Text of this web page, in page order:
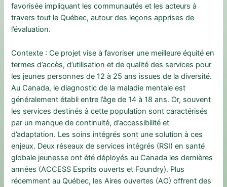
favorisée impliquant les communautés et les acteurs à
travers tout le Québec, autour des leçons apprises de
l’évaluation.
Contexte : Ce projet vise à favoriser une meilleure équité en
termes d’accès, d’utilisation et de qualité des services pour
les jeunes personnes de 12 à 25 ans issues de la diversité.
Au Canada, le diagnostic de la maladie mentale est
généralement établi entre l’âge de 14 à 18 ans. Or, souvent
les services destinés à cette population sont caractérisés
par un manque de continuité, d’accessibilité et
d’adaptation. Les soins intégrés sont une solution à ces
enjeux. Deux réseaux de services intégrés (RSI) en santé
globale jeunesse ont été déployés au Canada les dernières
années (ACCESS Esprits ouverts et Foundry). Plus
récemment au Québec, les Aires ouvertes (AO) offrent des